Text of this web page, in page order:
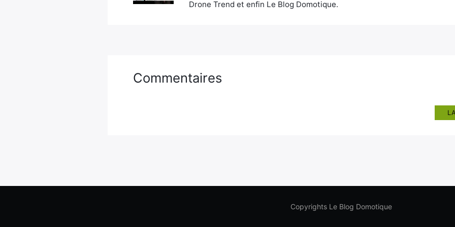
Drone Trend et enfin Le Blog Domotique.
Commentaires
Copyrights Le Blog Domotique